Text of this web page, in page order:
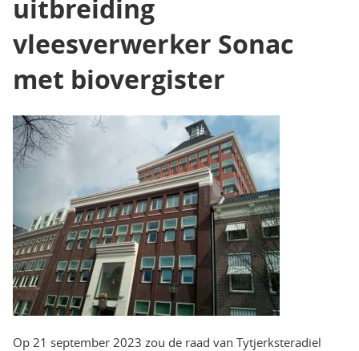
uitbreiding
vleesverwerker Sonac
met biovergister
Op 21 september 2023 zou de raad van Tytjerksteradiel